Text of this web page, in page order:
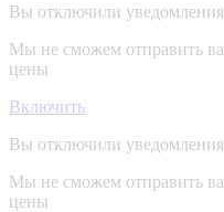
Вы отключили уведомления
Мы не сможем отправить
цены
Включить
Вы отключили уведомления
Мы не сможем отправить
цены